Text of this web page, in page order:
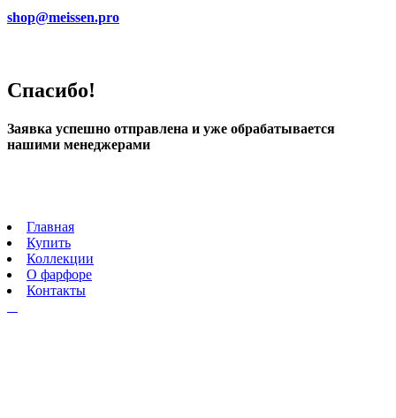
shop@meissen.pro
Спасибо!
Заявка успешно отправлена и уже обрабатывается
нашими менеджерами
Главная
Купить
Коллекции
О фарфоре
Контакты